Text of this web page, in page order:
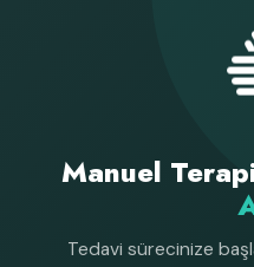
Manuel
Tedavi sürecinize